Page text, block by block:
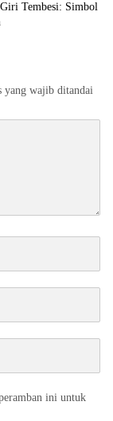
Giri Tembesi: Simbol
yang wajib ditandai
ini untuk